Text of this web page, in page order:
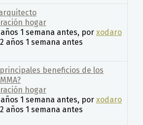
hogar
1 semana antes, por xodaro
2 años 1 semana antes
beneficios de los
hogar
1 semana antes, por xodaro
2 años 1 semana antes